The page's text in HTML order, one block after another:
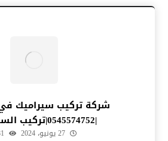
شركة تركيب سيراميك
|0545574752|تركيب السيراميك
27 يونيو، 2024